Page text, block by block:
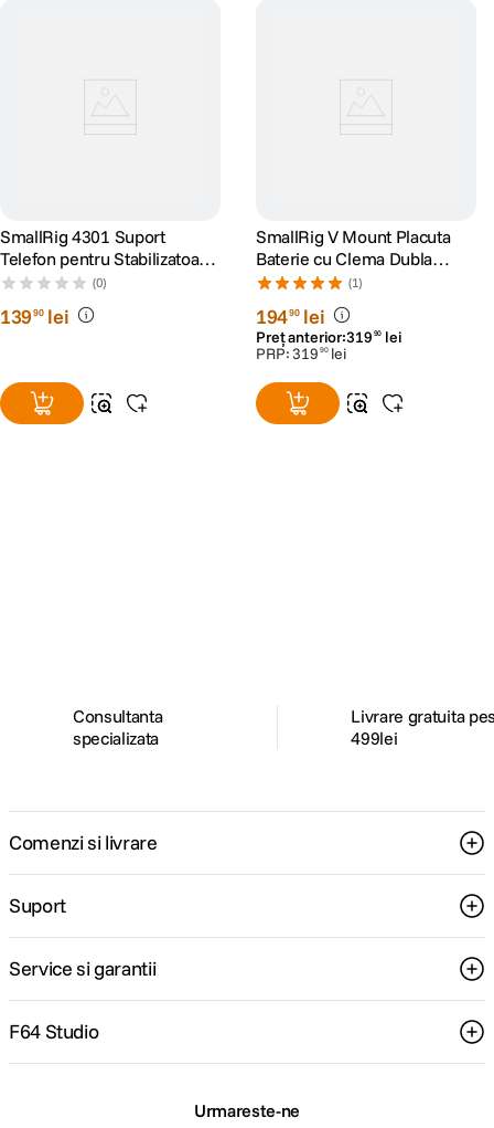
SmallRig 4301 Suport
Telefon pentru Stabilizatoare
DJI
(0)
13990 lei
SmallRig V Mount Placuta
Baterie cu Clema Dubla
15mm
(1)
19490 lei
Preț anterior:319 90 lei
PRP:319 90 lei
Consultanta
specializata
Livrare gratuita
499lei
Comenzi si livrare
Suport
Service si garantii
F64 Studio
Urmareste-ne